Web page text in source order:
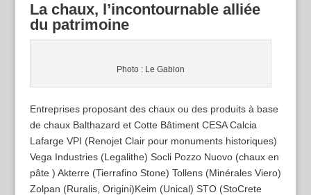
La chaux, l’incontournable alliée
du patrimoine
Photo : Le Gabion
Entreprises proposant des chaux ou des produits à base
de chaux Balthazard et Cotte Bâtiment CESA Calcia
Lafarge VPI (Renojet Clair pour monuments historiques)
Vega Industries (Legalithe) Socli Pozzo Nuovo (chaux en
pâte ) Akterre (Tierrafino Stone) Tollens (Minérales Viero)
Zolpan (Ruralis, Origini)Keim (Unical) STO (StoCrete